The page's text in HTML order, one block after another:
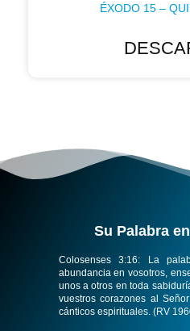
ÉXODO 15 –
Su Palabra
Colosenses 3:16:
La
abundancia en vosotros,
unos a otros en toda
vuestros corazones al
cánticos espirituales. (RV